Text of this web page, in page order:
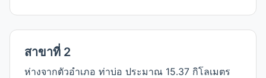
สาขาที่ 2
ห่างจากตัวอำเภอ ท่าบ่อ ประมาณ 15.37 กิโลเมตร